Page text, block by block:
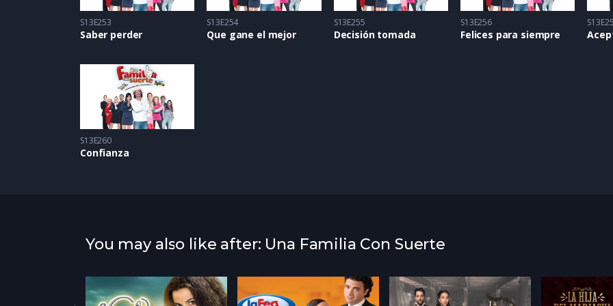
S13E253
Saber perder
S13E254
Que gane el mejor
S13E255
Decisión tomada
S13E256
Felices para siempre
S13E260
Confianza
You may also like after: Una Familia Con Suerte